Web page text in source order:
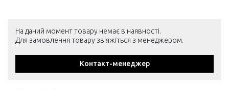
На даний момент товару немає в наявності.
Для замовлення товару зв'яжіться з менеджером.
Контакт-менеджер